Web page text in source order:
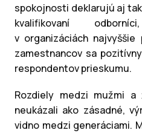
spokojnosti deklarujú aj
kvalifikovaní
v organizáciách najvyššie
zamestnancov sa
respondentov prieskumu.
Rozdiely medzi mužmi
neukázali ako zásadné,
vidno medzi generáciami.